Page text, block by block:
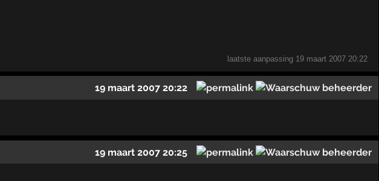
laatste aanpassing 19 maart 2007 20:22
19 maart 2007 20:22
19 maart 2007 20:25